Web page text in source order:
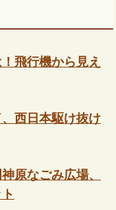
飛行機から見え
西日本駆け抜け
原なごみ広場、